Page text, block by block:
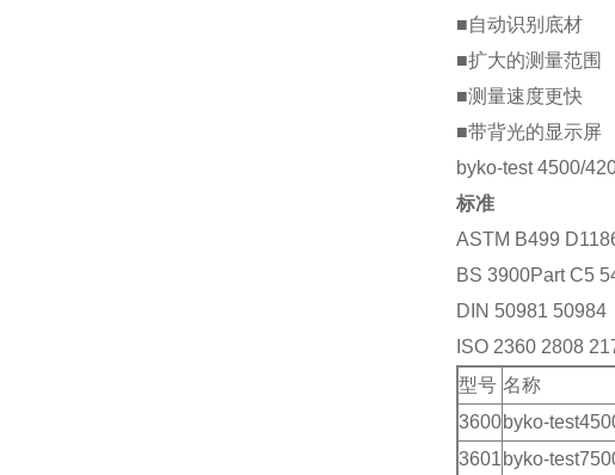
■自动识别底材
■扩大的测量范围
■测量速度更快
■带背光的显示屏
byko-test 4500/
标准
ASTM B499
BS 3900Part C5
DIN 50981 50984
ISO 2360 2808
型号 名称
3600 byko-
3601 byko-